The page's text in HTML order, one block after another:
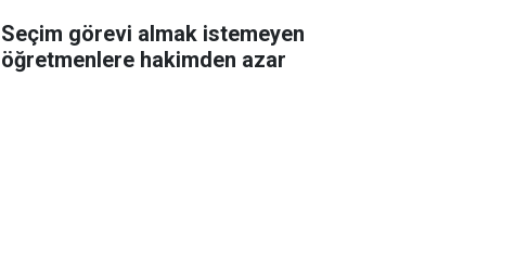
Seçim görevi almak istemeyen
öğretmenlere hakimden azar